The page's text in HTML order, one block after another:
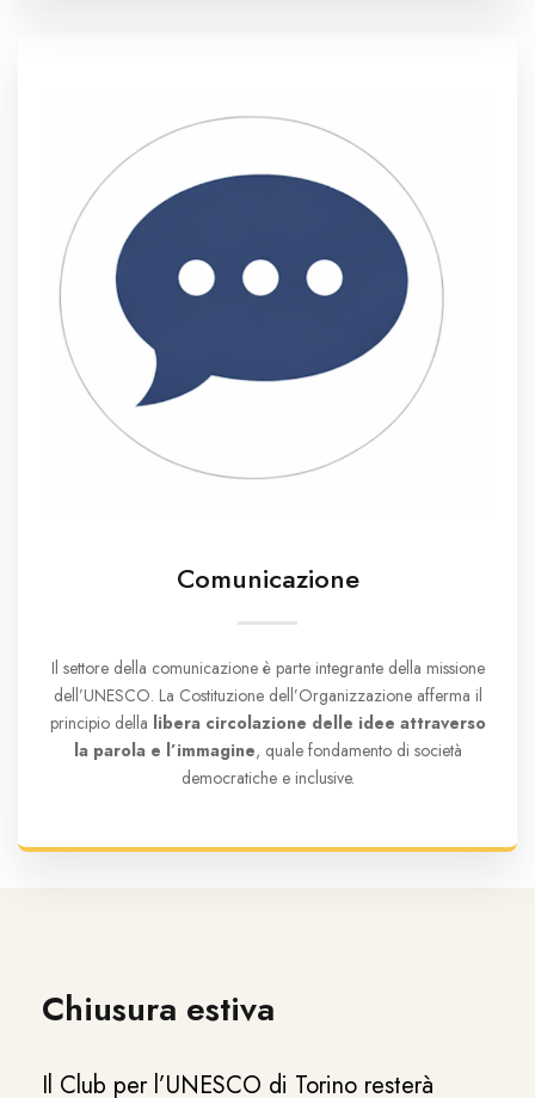
Comunicazione
Il settore della comunicazione è parte integrante della missione
dell’UNESCO. La Costituzione dell’Organizzazione afferma il
principio della libera circolazione delle idee attraverso
la parola e l’immagine, quale fondamento di società
democratiche e inclusive.
Chiusura estiva
Il Club per l’UNESCO di Torino resterà